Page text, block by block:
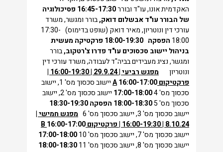
האקדמית אונו, עו"ד ובורר16:45-17:30 פסיכולוגיה
של הבוררעו"ד אבשלום דואק,בורר ומגשר, משרד
עורכי דין ונוטריון, מאיר דואק (שופט בדימוס) 17:30-
18:00 הפסקה 18:00-19:30 פרקטיקה מעשית
בניהול יישוב סכסוכים עו"ד פדרו צ'רטקוב,בורר
ומגשר, נציג מעבידים בביה"ד לעבודה, משרד עורכי דין
ונוטריון
מפגש רביעי | 29.9.24 | 16:00-19:30 |
פרקטיקום
A16:00-17:00
יישוב סכסוך מס' 1, יישוב
סכסוך מס' 4
17:00-18:00
יישוב סכסוך מס' 2, יישוב
סכסוך מס' 5
18:00-18:30 הפסקה18:30-19:30
יישוב סכסוך מס' 3, יישוב סכסוך מס' 6
מפגש חמישי |
8.10.24 | 16:00-19:30 | פרקטיקום
B 16:00-17:00
יישוב סכסוך מס' 7, יישוב סכסוך מס' 10
17:00-18:00
יישוב סכסוך מס' 8, יישוב סכסוך מס' 11
18:00-18:30